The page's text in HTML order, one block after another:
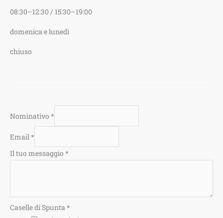
08:30–12:30 / 15:30–19:00
domenica e lunedì
chiuso
Nominativo *
Email *
Il tuo messaggio *
Caselle di Spunta *